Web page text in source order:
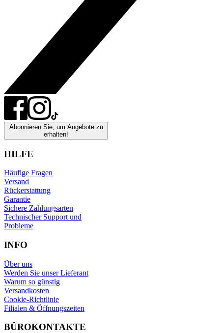
Abonnieren Sie, um Angebote zu
erhalten!
HILFE
Häufige Fragen
Versand
Rückerstattung
Garantie
Sichere Zahlungsarten
Technischer Support und
Probleme
INFO
Über uns
Werden Sie unser Lieferant
Warum so günstig
Versandkosten
Cookie-Richtlinie
Filialen & Öffnungszeiten
BÜROKONTAKTE